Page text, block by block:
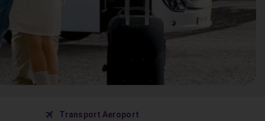
󰀝 Transport Aeroport